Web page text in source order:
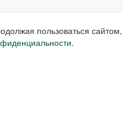
пользоваться сайтом,
.